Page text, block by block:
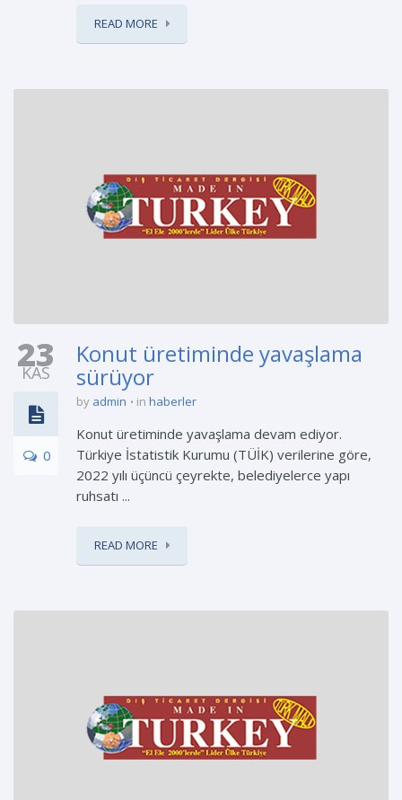
READ MORE
23
KAS
0
Konut üretiminde yavaşlama
sürüyor
by admin in haberler
Konut üretiminde yavaşlama devam ediyor.
Türkiye İstatistik Kurumu (TÜİK) verilerine göre,
2022 yılı üçüncü çeyrekte, belediyelerce yapı
ruhsatı ...
READ MORE